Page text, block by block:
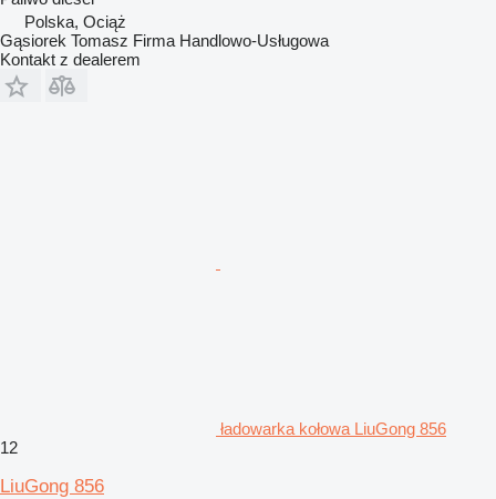
Polska, Ociąż
Gąsiorek Tomasz Firma Handlowo-Usługowa
Kontakt z dealerem
ładowarka kołowa LiuGong 856
12
LiuGong 856